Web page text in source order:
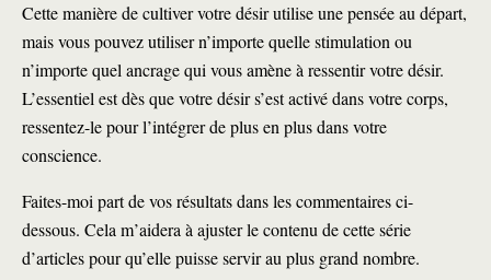
Cette manière de cultiver votre désir utilise une pensée au départ,
mais vous pouvez utiliser n’importe quelle stimulation ou
n’importe quel ancrage qui vous amène à ressentir votre désir.
L’essentiel est dès que votre désir s’est activé dans votre corps,
ressentez-le pour l’intégrer de plus en plus dans votre
conscience.
Faites-moi part de vos résultats dans les commentaires ci-
dessous. Cela m’aidera à ajuster le contenu de cette série
d’articles pour qu’elle puisse servir au plus grand nombre.